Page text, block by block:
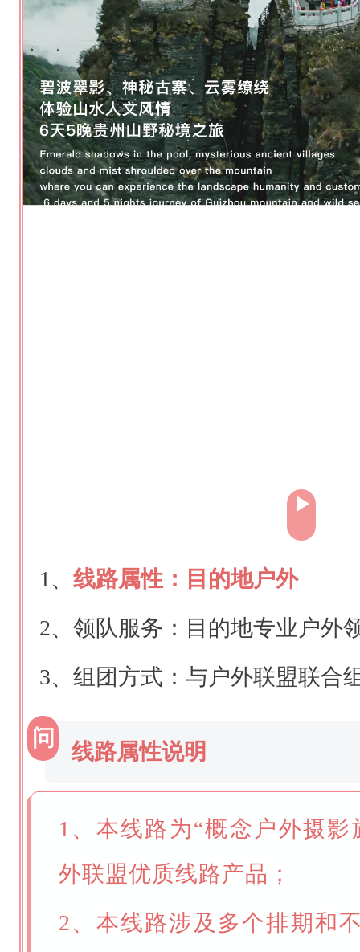
1、 线路属性：目的地户外
2、领队服务：目的地专业户外
3、组团方式：与户外联盟联合
问
线路属性说明
1、本线路为“概念户外摄影
外联盟优质线路产品；
2、本线路涉及多个排期和